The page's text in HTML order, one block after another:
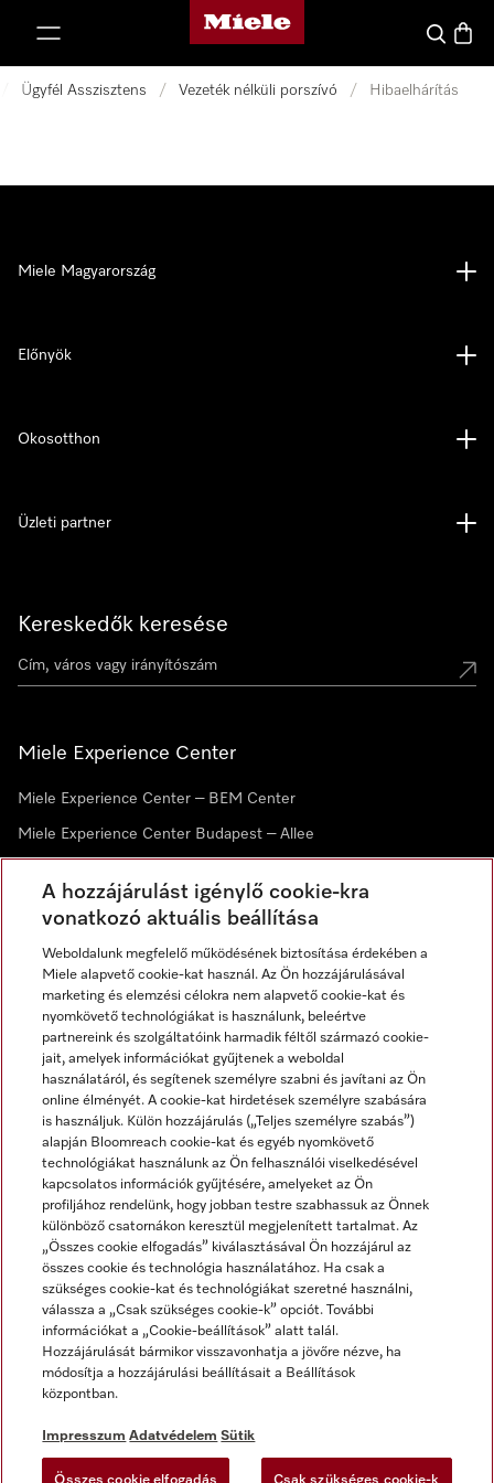
Miele honlapja
Kereses
Ügyfél Asszisztens / Vezeték nélküli porszívó / Hibaelhárítás
Kereskedők keresése
Miele Experience Center
Miele Experience Center – BEM Center
Miele Experience Center Budapest – Allee
Hírlevél
Miele Magyarország
Előnyök
Okosotthon
Üzleti partner
Impresszum
ÁSZF
Adatvédelem
Felhasználási feltételek
Akadálymentességi Nyilatkozat
Digitális Szolgáltatásokról szóló törvény
Miele a YouTube-on
Miele a Facebookon
Miele az Instagramon
A hozzájárulást igénylő cookie-kra
vonatkozó aktuális beállítása
Weboldalunk megfelelő működésének biztosítása érdekében a
Miele alapvető cookie-kat használ. Az Ön hozzájárulásával
marketing és elemzési célokra nem alapvető cookie-kat és
nyomkövető technológiákat is használunk, beleértve
partnereink és szolgáltatóink harmadik féltől származó cookie-
jait, amelyek információkat gyűjtenek a weboldal
használatáról, és segítenek személyre szabni és javítani az Ön
online élményét. A cookie-kat hirdetések személyre szabására
is használjuk. Külön hozzájárulás („Teljes személyre szabás”)
alapján Bloomreach cookie-kat és egyéb nyomkövető
technológiákat használunk az Ön felhasználói viselkedésével
kapcsolatos információk gyűjtésére, amelyeket az Ön
profiljához rendelünk, hogy jobban testre szabhassuk az Önnek
különböző csatornákon keresztül megjelenített tartalmat. Az
„Összes cookie elfogadás” kiválasztásával Ön hozzájárul az
összes cookie és technológia használatához. Ha csak a
szükséges cookie-kat és technológiákat szeretné használni,
válassza a „Csak szükséges cookie-k” opciót. További
információkat a „Cookie-beállítások” alatt talál.
Hozzájárulását bármikor visszavonhatja a jövőre nézve, ha
módosítja a hozzájárulási beállításait a Beállítások
központban.
Impresszum Adatvédelem Sütik